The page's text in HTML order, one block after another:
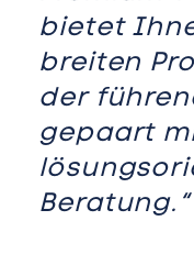
bietet
breiten
der
gepaart
Beratung.“